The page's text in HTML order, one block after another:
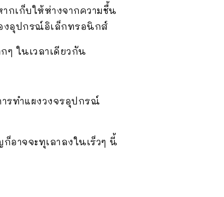
กเก็บให้ห่างจากความชื้น
งอุปกรณ์อิเล็กทรอนิกส์
ๆ ในเวลาเดียวกัน
รทำแผงวงจรอุปกรณ์
อาจจะทุเลาลงในเร็วๆ นี้